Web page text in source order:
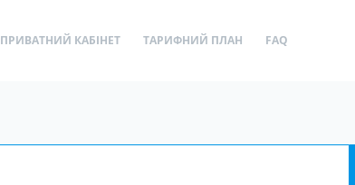
ПРИВАТНИЙ КАБІНЕТ ТАРИФНИЙ ПЛАН FAQ